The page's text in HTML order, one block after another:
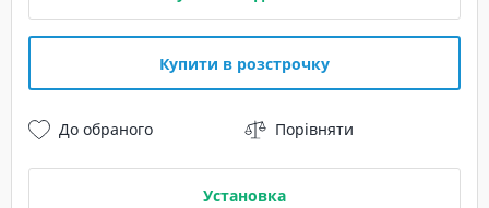
Купити в розстрочку
До обраного Порівняти
Установка